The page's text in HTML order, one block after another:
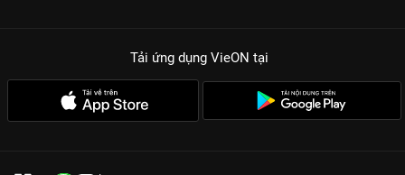
Tải ứng dụng VieON tại